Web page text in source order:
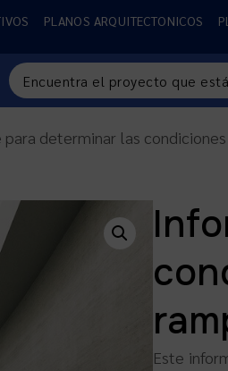
PLANOS ARQUITECTONICOS
determinar las
Este